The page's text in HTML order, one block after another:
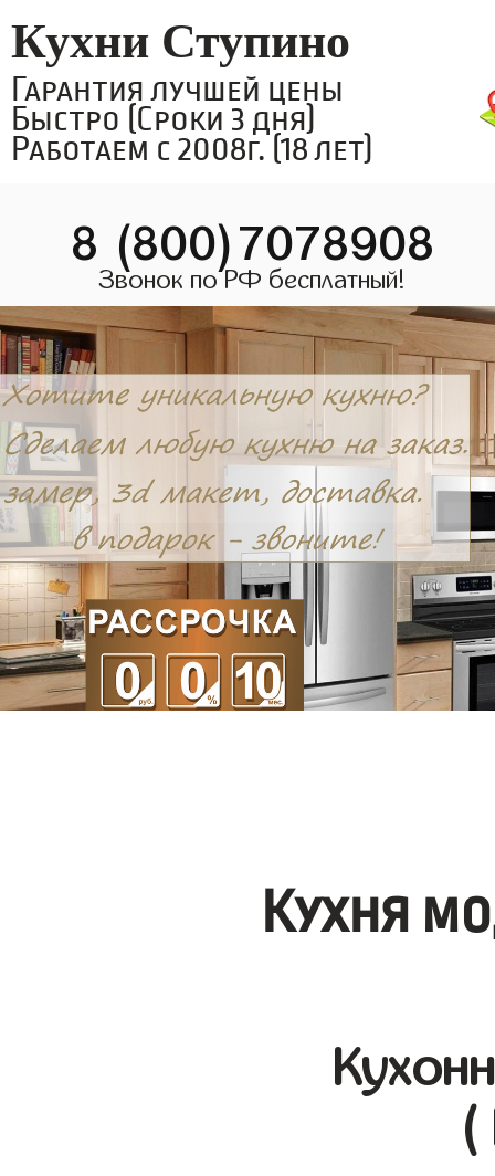
Кухни Ступино
Гарантия лучшей цены
Быстро (Сроки 3 дня)
Работаем с 2008г. (18 лет)
8 (800)7078908
Звонок по РФ бесплатный!
Кухня
(